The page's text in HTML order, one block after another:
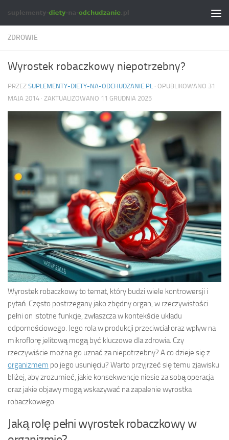
Skip to content
ZDROWIE
Wyrostek robaczkowy niepotrzebny?
PRZEZ SUPLEMENTY-DIETY-NA-ODCHUDZANIE.PL · OPUBLIKOWANO 31
MAJA 2014 · ZAKTUALIZOWANO 11 GRUDNIA 2025
Wyrostek robaczkowy to temat, który budzi wiele kontrowersji i
pytań. Często postrzegany jako zbędny organ, w rzeczywistości
pełni on istotne funkcje, zwłaszcza w kontekście układu
odpornościowego. Jego rola w produkcji przeciwciał oraz wpływ na
mikroflorę jelitową mogą być kluczowe dla zdrowia. Czy
rzeczywiście można go uznać za niepotrzebny? A co dzieje się z
organizmem po jego usunięciu? Warto przyjrzeć się temu zjawisku
bliżej, aby zrozumieć, jakie konsekwencje niesie za sobą operacja
oraz jakie objawy mogą wskazywać na zapalenie wyrostka
robaczkowego.
Jaką rolę pełni wyrostek robaczkowy w